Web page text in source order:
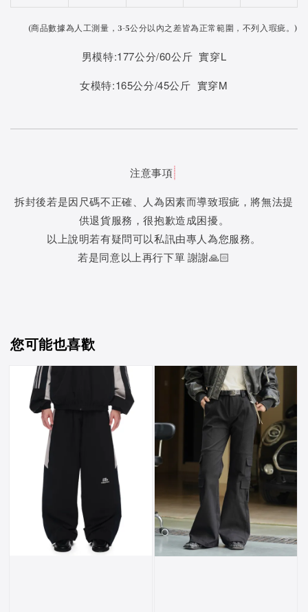
(商品數據為人工測量，3-5公分以內之差皆為正常範圍，不列入瑕疵。)
男模特:177公分/60公斤 實穿L
女模特:165公分/45公斤 實穿M
注意事項
拆封後若是因尺碼不正確、人為因素而導致瑕疵，將無法提
供退貨服務，很抱歉造成困擾。
以上說明若有疑問可以私訊由專人為您服務。
若是同意以上再行下單 謝謝🙏🏻
您可能也喜歡